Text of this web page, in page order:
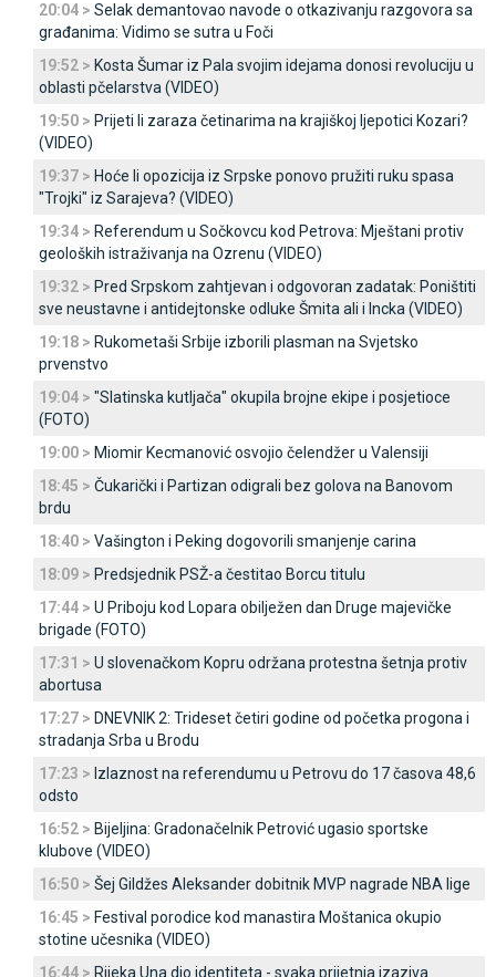
20:04 > Selak demantovao navode o otkazivanju razgovora sa
građanima: Vidimo se sutra u Foči
19:52 > Kosta Šumar iz Pala svojim idejama donosi revoluciju u
oblasti pčelarstva (VIDEO)
19:50 > Prijeti li zaraza četinarima na krajiškoj ljepotici Kozari?
(VIDEO)
19:37 > Hoće li opozicija iz Srpske ponovo pružiti ruku spasa
"Trojki" iz Sarajeva? (VIDEO)
19:34 > Referendum u Sočkovcu kod Petrova: Mještani protiv
geoloških istraživanja na Ozrenu (VIDEO)
19:32 > Pred Srpskom zahtjevan i odgovoran zadatak: Poništiti
sve neustavne i antidejtonske odluke Šmita ali i Incka (VIDEO)
19:18 > Rukometaši Srbije izborili plasman na Svjetsko
prvenstvo
19:04 > "Slatinska kutljača" okupila brojne ekipe i posjetioce
(FOTO)
19:00 > Miomir Kecmanović osvojio čelendžer u Valensiji
18:45 > Čukarički i Partizan odigrali bez golova na Banovom
brdu
18:40 > Vašington i Peking dogovorili smanjenje carina
18:09 > Predsjednik PSŽ-a čestitao Borcu titulu
17:44 > U Priboju kod Lopara obilježen dan Druge majevičke
brigade (FOTO)
17:31 > U slovenačkom Kopru održana protestna šetnja protiv
abortusa
17:27 > DNEVNIK 2: Trideset četiri godine od početka progona i
stradanja Srba u Brodu
17:23 > Izlaznost na referendumu u Petrovu do 17 časova 48,6
odsto
16:52 > Bijeljina: Gradonačelnik Petrović ugasio sportske
klubove (VIDEO)
16:50 > Šej Gildžes Aleksander dobitnik MVP nagrade NBA lige
16:45 > Festival porodice kod manastira Moštanica okupio
stotine učesnika (VIDEO)
16:44 > Rijeka Una dio identiteta - svaka prijetnja izaziva